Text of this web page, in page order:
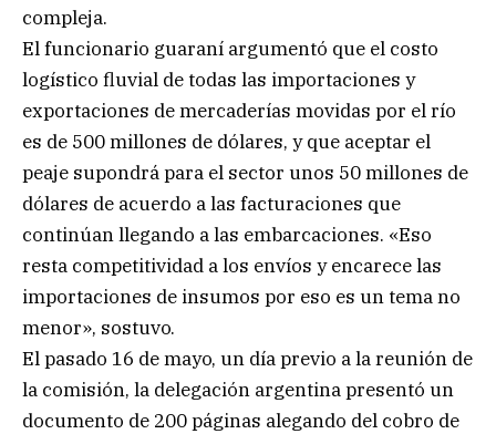
compleja.
El funcionario guaraní argumentó que el costo
logístico fluvial de todas las importaciones y
exportaciones de mercaderías movidas por el río
es de 500 millones de dólares, y que aceptar el
peaje supondrá para el sector unos 50 millones de
dólares de acuerdo a las facturaciones que
continúan llegando a las embarcaciones. «Eso
resta competitividad a los envíos y encarece las
importaciones de insumos por eso es un tema no
menor», sostuvo.
El pasado 16 de mayo, un día previo a la reunión de
la comisión, la delegación argentina presentó un
documento de 200 páginas alegando del cobro de